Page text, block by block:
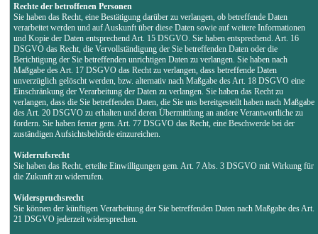
Rechte der betroffenen Personen
Sie haben das Recht, eine Bestätigung darüber zu verlangen, ob betreffende Daten
verarbeitet werden und auf Auskunft über diese Daten sowie auf weitere Informationen
und Kopie der Daten entsprechend Art. 15 DSGVO. Sie haben entsprechend. Art. 16
DSGVO das Recht, die Vervollständigung der Sie betreffenden Daten oder die
Berichtigung der Sie betreffenden unrichtigen Daten zu verlangen. Sie haben nach
Maßgabe des Art. 17 DSGVO das Recht zu verlangen, dass betreffende Daten
unverzüglich gelöscht werden, bzw. alternativ nach Maßgabe des Art. 18 DSGVO eine
Einschränkung der Verarbeitung der Daten zu verlangen. Sie haben das Recht zu
verlangen, dass die Sie betreffenden Daten, die Sie uns bereitgestellt haben nach Maßgabe
des Art. 20 DSGVO zu erhalten und deren Übermittlung an andere Verantwortliche zu
fordern. Sie haben ferner gem. Art. 77 DSGVO das Recht, eine Beschwerde bei der
zuständigen Aufsichtsbehörde einzureichen.
Widerrufsrecht
Sie haben das Recht, erteilte Einwilligungen gem. Art. 7 Abs. 3 DSGVO mit Wirkung für
die Zukunft zu widerrufen.
Widerspruchsrecht
Sie können der künftigen Verarbeitung der Sie betreffenden Daten nach Maßgabe des Art.
21 DSGVO jederzeit widersprechen.